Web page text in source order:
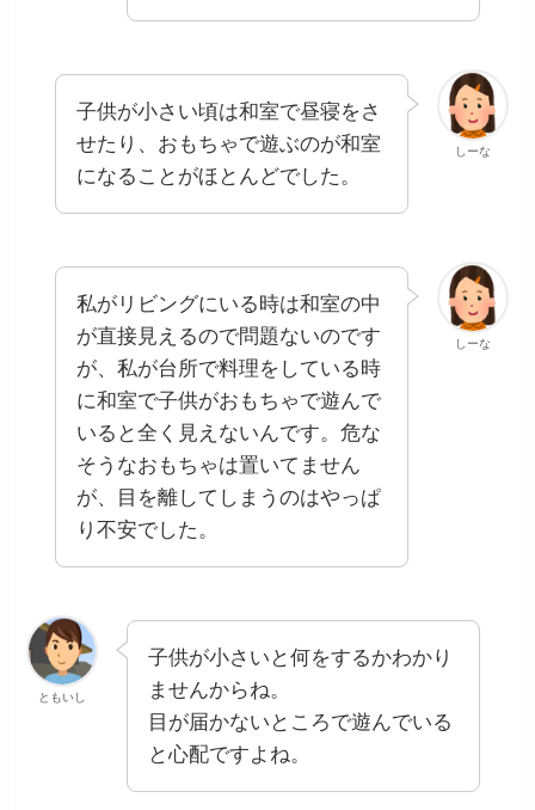
しーな
子供が小さい頃は和室で昼寝をさ
せたり、おもちゃで遊ぶのが和室
になることがほとんどでした。
しーな
私がリビングにいる時は和室の中
が直接見えるので問題ないのです
が、私が台所で料理をしている時
に和室で子供がおもちゃで遊んで
いると全く見えないんです。危な
そうなおもちゃは置いてません
が、目を離してしまうのはやっぱ
り不安でした。
ともいし
子供が小さいと何をするかわかり
ませんからね。
目が届かないところで遊んでいる
と心配ですよね。